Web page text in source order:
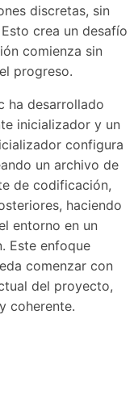
discretas, sin
crea un desafío
comienza sin
progreso.
ha desarrollado
inicializador y un
configura
un archivo de
de codificación,
haciendo
entorno en un
Este enfoque
comenzar con
del proyecto,
coherente.